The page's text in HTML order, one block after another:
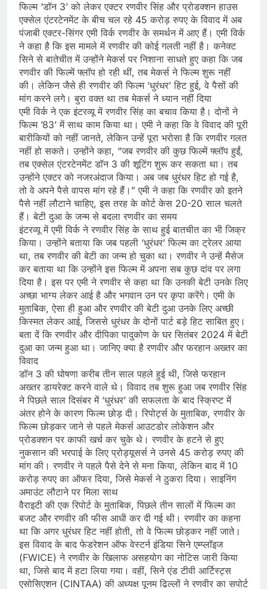
फिल्म ‘डॉन 3’ को लेकर एक्टर रणवीर सिंह और प्रोडक्शन हाउस
एक्सेल एंटरटेनमेंट के बीच चल रहे 45 करोड़ रुपए के विवाद में अब
पंजाबी एक्टर-सिंगर एमी विर्क रणवीर के समर्थन में आए हैं। एमी विर्क
ने कहा है कि इस मामले में रणवीर की कोई गलती नहीं है। कनेक्ट
सिने से बातेचीत में उन्होंने मेकर्स पर निशाना साधते हुए कहा कि जब
रणवीर की फिल्में फ्लॉप हो रही थीं, तब मेकर्स ने फिल्म शुरू नहीं
की। लेकिन जैसे ही रणवीर की फिल्म ‘धुरंधर’ हिट हुई, वे पैसों की
मांग करने लगे। बुरा वक्त था तब मेकर्स ने ध्यान नहीं दिया
एमी विर्क ने एक इंटरव्यू में रणवीर सिंह का बचाव किया है। दोनों ने
फिल्म ’83’ में साथ काम किया था। एमी ने कहा कि वे विवाद की पूरी
बारीकियों को नहीं जानते, लेकिन उन्हें पूरा भरोसा है कि रणवीर गलत
नहीं हो सकते। उन्होंने कहा, “जब रणवीर की कुछ फिल्में फ्लॉप हुईं,
तब एक्सेल एंटरटेनमेंट डॉन 3 की शूटिंग शुरू कर सकता था। तब
उन्होंने एक्टर को नजरअंदाज किया। अब जब धुरंधर हिट हो गई है,
तो वे अपने पैसे वापस मांग रहे हैं।” एमी ने कहा कि रणवीर को इतने
पैसे नहीं लौटाने चाहिए, इस तरह के कोर्ट केस 20-20 साल चलते
हैं। बेटी दुआ के जन्म से बदला रणवीर का समय
इंटरव्यू में एमी विर्क ने रणवीर सिंह के साथ हुई बातचीत का भी जिक्र
किया। उन्होंने बताया कि जब पहली ‘धुरंधर’ फिल्म का ट्रेलर आया
था, तब रणवीर की बेटी का जन्म हो चुका था। रणवीर ने उन्हें मैसेज
कर बताया था कि उन्होंने इस फिल्म में अपना सब कुछ दांव पर लगा
दिया है। इस पर एमी ने रणवीर से कहा था कि उनकी बेटी उनके लिए
अच्छा भाग्य लेकर आई है और भगवान उन पर कृपा करेंगे। एमी के
मुताबिक, ऐसा ही हुआ और रणवीर की बेटी दुआ उनके लिए अच्छी
किस्मत लेकर आई, जिससे धुरंधर के दोनों पार्ट बड़े हिट साबित हुए।
बता दें कि रणवीर और दीपिका पादुकोण के घर सितंबर 2024 में बेटी
दुआ का जन्म हुआ था। जानिए क्या है रणवीर और फरहान अख्तर का
विवाद
डॉन 3 की घोषणा करीब तीन साल पहले हुई थी, जिसे फरहान
अख्तर डायरेक्ट करने वाले थे। विवाद तब शुरू हुआ जब रणवीर सिंह
ने पिछले साल दिसंबर में ‘धुरंधर’ की सफलता के बाद स्क्रिप्ट में
अंतर होने के कारण फिल्म छोड़ दी। रिपोर्ट्स के मुताबिक, रणवीर के
फिल्म छोड़कर जाने से पहले मेकर्स आउटडोर लोकेशन और
प्रोडक्शन पर काफी खर्च कर चुके थे। रणवीर के हटने से हुए
नुकसान की भरपाई के लिए प्रोड्यूसर्स ने उनसे 45 करोड़ रुपए की
मांग की। रणवीर ने पहले पैसे देने से मना किया, लेकिन बाद में 10
करोड़ रुपए का ऑफर दिया, जिसे मेकर्स ने ठुकरा दिया। साइनिंग
अमाउंट लौटाने पर मिला साथ
वैराइटी की एक रिपोर्ट के मुताबिक, पिछले तीन सालों में फिल्म का
बजट और रणवीर की फीस आधी कर दी गई थी। रणवीर का कहना
था कि अगर धुरंधर हिट नहीं होती, तो वे फिल्म छोड़कर नहीं जाते।
इस विवाद के बाद फेडरेशन ऑफ वेस्टर्न इंडिया सिने एम्प्लॉइज
(FWICE) ने रणवीर के खिलाफ असहयोग का नोटिस जारी किया
था, जिसे बाद में हटा लिया गया। वहीं, सिने एंड टीवी आर्टिस्ट्स
एसोसिएशन (CINTAA) की अध्यक्ष पूनम ढिल्लों ने रणवीर का सपोर्ट